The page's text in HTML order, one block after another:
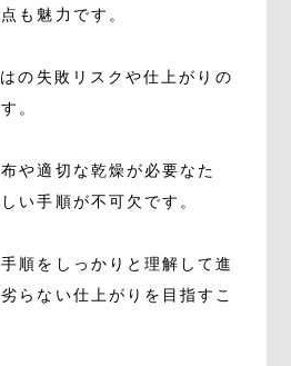
も魅力です。
の失敗リスクや仕上がりの
。
や適切な乾燥が必要なた
い手順が不可欠です。
順をしっかりと理解して進
らない仕上がりを目指すこ